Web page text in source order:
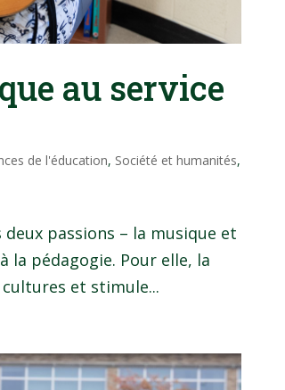
au service
de l'éducation, Société et humanités,
passions – la musique et
la pédagogie. Pour elle, la
et stimule...